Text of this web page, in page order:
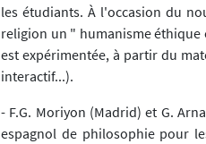
les étudiants. À l'occasion du
religion un " humanisme éthique
est expérimentée, à partir du
interactif...).
- F.G. Moriyon (Madrid) et G.
espagnol de philosophie pour